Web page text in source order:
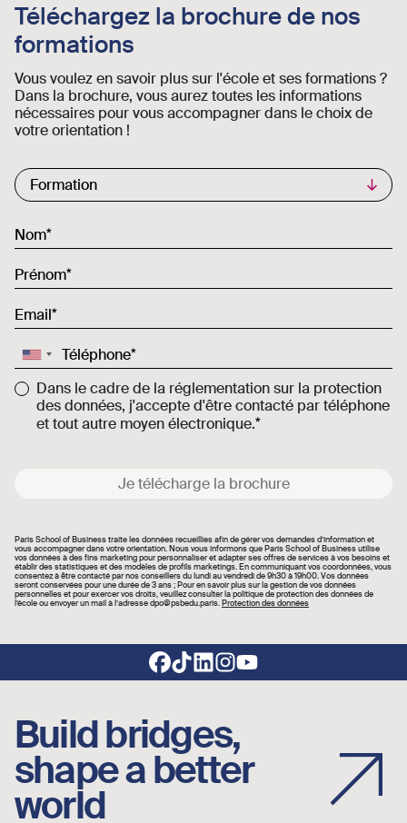
Téléchargez la brochure de nos
formations
Vous voulez en savoir plus sur l'école et ses formations ?
Dans la brochure, vous aurez toutes les informations
nécessaires pour vous accompagner dans le choix de
votre orientation !
Commercial List
Formation
Nom
Prénom
Email
Téléphone
Dans le cadre de la réglementation sur la protection
des données, j'accepte d'être contacté par téléphone
et tout autre moyen électronique.
Je télécharge la brochure
Paris School of Business traite les données recueillies afin de gérer vos demandes d’information et
vous accompagner dans votre orientation. Nous vous informons que Paris School of Business utilise
vos données à des fins marketing pour personnaliser et adapter ses offres de services à vos besoins et
établir des statistiques et des modèles de profils marketings. En communiquant vos coordonnées, vous
consentez à être contacté par nos conseillers du lundi au vendredi de 9h30 à 19h00. Vos données
seront conservées pour une durée de 3 ans ; Pour en savoir plus sur la gestion de vos données
personnelles et pour exercer vos droits, veuillez consulter la politique de protection des données de
l’école ou envoyer un mail à l’adresse dpo@psbedu.paris.Protection des données
Footer social links
Build bridges,
shape a better
world